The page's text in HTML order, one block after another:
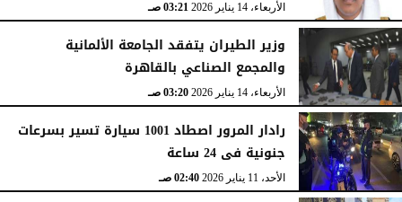
الأربعاء، 14 يناير 2026 03:21 صـ
وزير الطيران يتفقد الجامعة الألمانية
والمجمع الصناعي بالقاهرة
الأربعاء، 14 يناير 2026 03:20 صـ
رادار المرور اصطاد 1001 سيارة تسير بسرعات
جنونية فى 24 ساعة
الأحد، 11 يناير 2026 02:40 صـ